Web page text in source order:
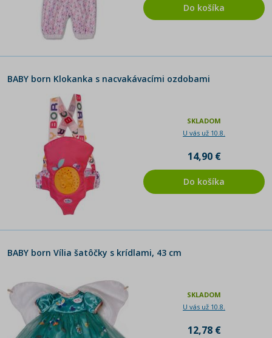
Do košíka
BABY born Klokanka s nacvakávacími ozdobami
SKLADOM
U vás už 10.8.
14,90 €
Do košíka
BABY born Vília šatôčky s krídlami, 43 cm
SKLADOM
U vás už 10.8.
12,78 €